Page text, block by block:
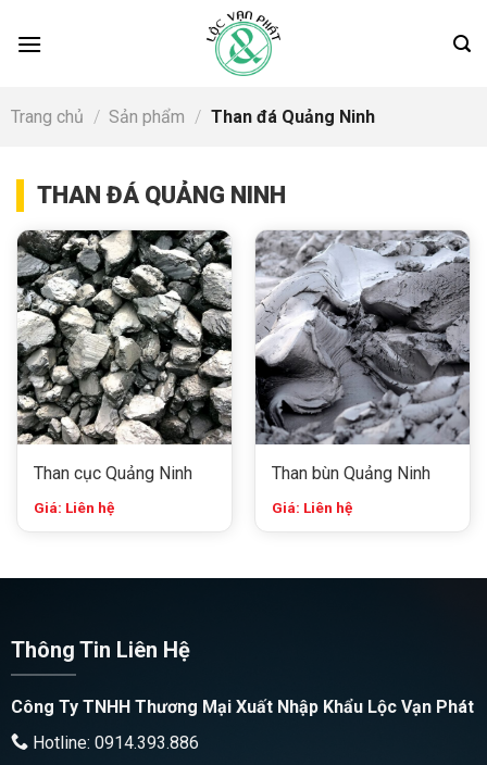
Trang chủ / Sản phẩm / Than đá Quảng Ninh
THAN ĐÁ QUẢNG NINH
Than cục Quảng Ninh
Giá: Liên hệ
Than bùn Quảng Ninh
Giá: Liên hệ
Thông Tin Liên Hệ
Công Ty TNHH Thương Mại Xuất Nhập Khẩu Lộc Vạn Phát
Hotline: 0914.393.886